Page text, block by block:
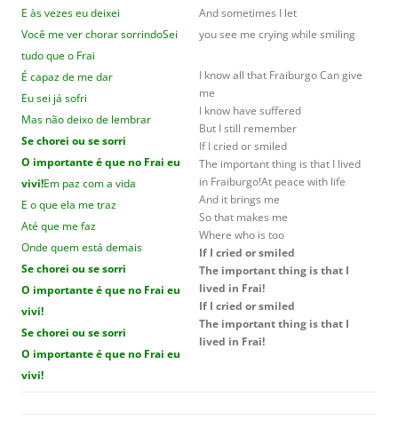
E às vezes eu deixei
Você me ver chorar sorrindoSei
tudo que o Frai
É capaz de me dar
Eu sei já sofri
Mas não deixo de lembrar
Se chorei ou se sorri
O importante é que no Frai eu
vivi!Em paz com a vida
E o que ela me traz
Até que me faz
Onde quem está demais
Se chorei ou se sorri
O importante é que no Frai eu
vivi!
Se chorei ou se sorri
O importante é que no Frai eu
vivi!
And sometimes I let
you see me crying while smiling
I know all that Fraiburgo Can give
me
I know have suffered
But I still remember
If I cried or smiled
The important thing is that I lived
in Fraiburgo!At peace with life
And it brings me
So that makes me
Where who is too
If I cried or smiled
The important thing is that I
lived in Frai!
If I cried or smiled
The important thing is that I
lived in Frai!